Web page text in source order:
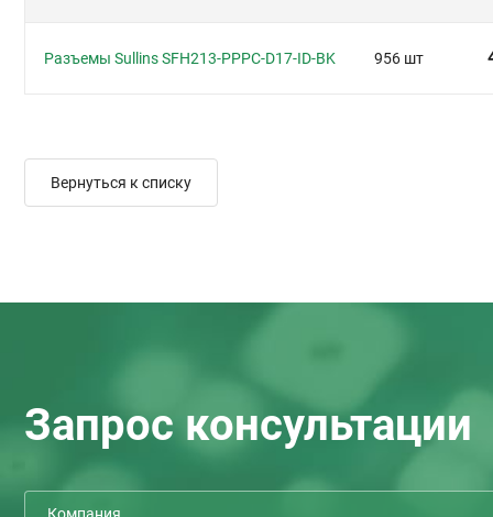
Разъемы Sullins SFH213-PPPC-D17-ID-BK 956 шт
Вернуться к списку
Запрос консультации